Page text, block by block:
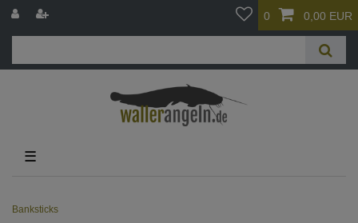
0 0,00 EUR
☰
Banksticks